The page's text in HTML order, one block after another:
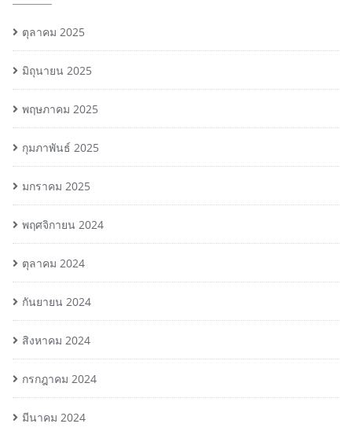
ตุลาคม 2025
มิถุนายน 2025
พฤษภาคม 2025
กุมภาพันธ์ 2025
มกราคม 2025
พฤศจิกายน 2024
ตุลาคม 2024
กันยายน 2024
สิงหาคม 2024
กรกฎาคม 2024
มีนาคม 2024